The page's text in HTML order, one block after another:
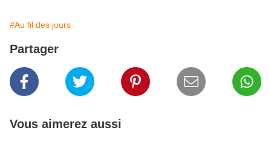
#Au fil des jours
Partager
Vous aimerez aussi